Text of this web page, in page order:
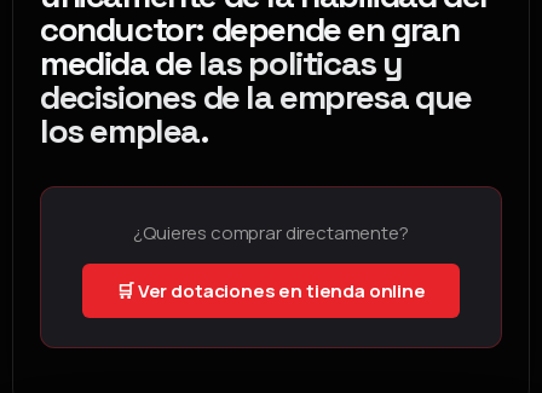
conductor: depende en gran
medida delas politicas y
decisiones de la empresa que
los emplea.
¿Quieres comprar directamente?
🛒 Ver dotaciones en tienda online